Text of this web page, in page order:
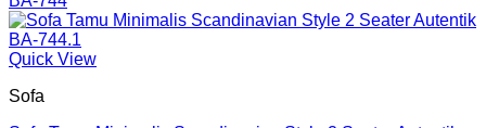
Quick View
Sofa